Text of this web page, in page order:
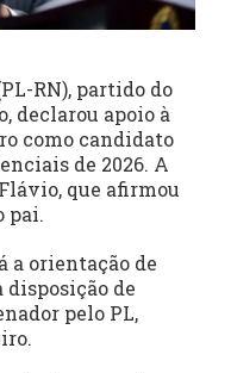
RN), partido do
declarou apoio à
como candidato
de 2026. A
que afirmou
pai.
a orientação de
disposição de
pelo PL,